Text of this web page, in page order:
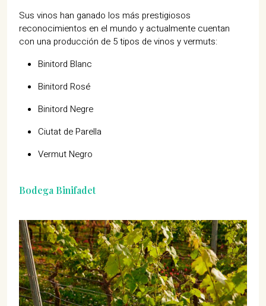
Sus vinos han ganado los más prestigiosos
reconocimientos en el mundo y actualmente cuentan
con una producción de 5 tipos de vinos y vermuts:
Binitord Blanc
Binitord Rosé
Binitord Negre
Ciutat de Parella
Vermut Negro
Bodega Binifadet